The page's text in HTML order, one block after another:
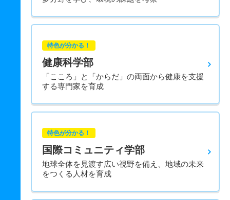
特色が分かる！
健康科学部
「こころ」と「からだ」の両面から健康を支援
する専門家を育成
特色が分かる！
国際コミュニティ学部
地球全体を見渡す広い視野を備え、地域の未来
をつくる人材を育成